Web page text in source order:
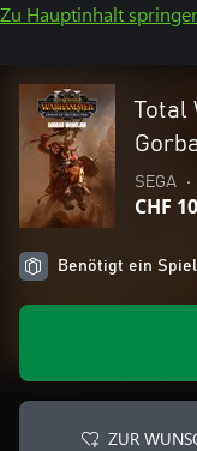
Zu Hauptinhalt
Total
SEGA •
CHF
Benötigt ein Spiel
ZUR